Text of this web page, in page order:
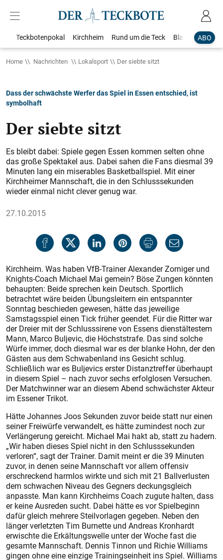
ABO
Teckbotenpokal Kirchheim Rund um die Teck Blaulicht
Home Nachrichten Lokalsport Der siebte sitzt
Dass der schwächste Werfer das Spiel in Essen entschied, ist
symbolhaft
Der siebte sitzt
Es bleibt dabei: Spiele gegen Essen kommen selten ohne
das große Spektakel aus. Dabei sahen die Fans diesmal 39
Minuten lang ein miserables Basketballspiel. Mit einer
Kirchheimer Mannschaft, die in den Schlusssekunden
wieder einmal nicht clever genug war.
27.10.2015
Kirchheim. Was haben VfB-Trainer Alexander Zorniger und
Knights-­Coach Michael Mai gemein? Böse Zungen könnten
behaupten: Beide sprechen kein Deutsch. Sportlich
betrachtet wäre beiden Übungsleitern ein entspannter
Sonntag beschieden gewesen, hätte das jeweilige
Samstagsspiel einen Tick früher geendet. Für die Ritter war
der Dreier mit der Schlusssirene von Essens dienstältestem
Mann, Marco Buljevic, die Höchststrafe. Das sind solche
Würfe immer, doch diesmal war es der blanke Hohn, der den
Gästen aus dem Schwabenland ins Gesicht schlug.
Schließlich war es Buljevics erster Distanztreffer überhaupt
in diesem Spiel – nach zuvor sechs erfolglosen Versuchen.
Der Matchwinner war an diesem Abend schwächster Akteur
im Essener Trikot.
Hätte Johannes Joos Sekunden zuvor beide statt nur einen
seiner Freiwürfe verwandelt, es hätte zumindest noch zur
Verlängerung gereicht. Michael Mai hakt ab, statt zu hadern.
„Wir haben dieses Spiel nicht in den Schlusssekunden
verloren“, sagt der Trainer. Damit meint er die 39 Minuten
zuvor, in denen seine Mannschaft vor allem offensiv
erschreckend harmlos wirkte und sich mit 21 Ballverlusten
dem schwachen Niveau des Gegners deckungsgleich
anpasste. Man kann Kirchheims Coach zugute halten, dass
er keine Ausreden sucht. Dabei hätte es vor Spielbeginn
dafür gleich mehrere Steilvorlagen gegeben. Neben den
länger verletzten Tim Burnette und Andreas Kronhardt
erwischte die Erkältungswelle unter der Woche fast die
gesamte Mannschaft. Dennis Tinnon und Richie Williams
gingen ohne eine einzige Trainingseinheit ins Spiel. Williams